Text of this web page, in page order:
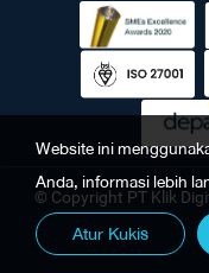
© Copyright PT Klik
Website ini
Anda, informasi lebih
Atur Kukis